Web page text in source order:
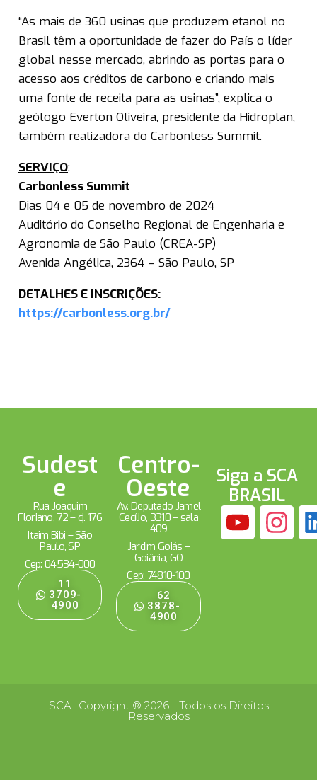
“As mais de 360 usinas que produzem etanol no
Brasil têm a oportunidade de fazer do País o líder
global nesse mercado, abrindo as portas para o
acesso aos créditos de carbono e criando mais
uma fonte de receita para as usinas”, explica o
geólogo Everton Oliveira, presidente da Hidroplan,
também realizadora do Carbonless Summit.
SERVIÇO:
Carbonless Summit
Dias 04 e 05 de novembro de 2024
Auditório do Conselho Regional de Engenharia e
Agronomia de São Paulo (CREA-SP)
Avenida Angélica, 2364 – São Paulo, SP
DETALHES E INSCRIÇÕES:
https://carbonless.org.br/
Sudest
e
Rua Joaquim
Floriano, 72 – cj. 176
Itaim Bibi – São
Paulo, SP
Cep: 04534-000
11
3709-
4900
Centro-
Oeste
Av. Deputado Jamel
Cecílio, 3310 – sala
409
Jardim Goiás –
Goiânia, GO
Cep: 74810-100
62
3878-
4900
Siga a SCA
BRASIL
SCA- Copyright ® 2026 - Todos os Direitos
Reservados